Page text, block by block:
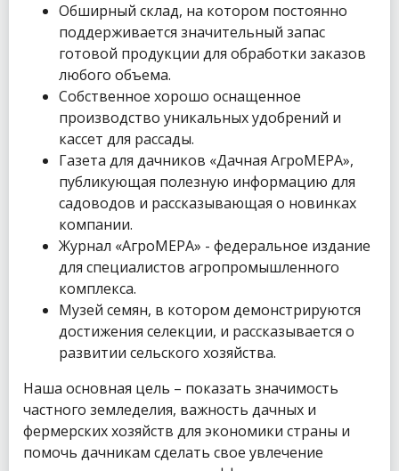
Обширный склад, на котором постоянно
поддерживается значительный запас
готовой продукции для обработки заказов
любого объема.
Собственное хорошо оснащенное
производство уникальных удобрений и
кассет для рассады.
Газета для дачников «Дачная АгроМЕРА»,
публикующая полезную информацию для
садоводов и рассказывающая о новинках
компании.
Журнал «АгроМЕРА» - федеральное издание
для специалистов агропромышленного
комплекса.
Музей семян, в котором демонстрируются
достижения селекции, и рассказывается о
развитии сельского хозяйства.
Наша основная цель – показать значимость
частного земледелия, важность дачных и
фермерских хозяйств для экономики страны и
помочь дачникам сделать свое увлечение